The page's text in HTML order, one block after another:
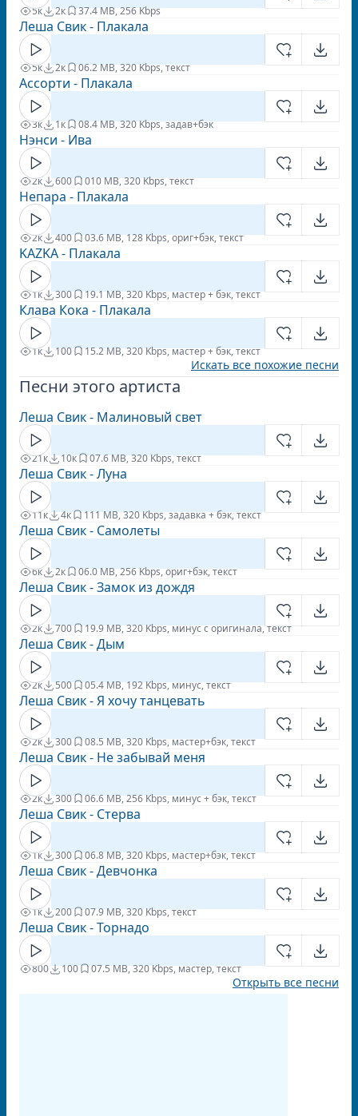
5к 2к 37.4 MB, 256 Kbps
Леша Свик - Плакала
5к 2к 06.2 MB, 320 Kbps, текст
Ассорти - Плакала
3к 1к 08.4 MB, 320 Kbps, задав+бэк
Нэнси - Ива
2к 600 010 MB, 320 Kbps, текст
Непара - Плакала
2к 400 03.6 MB, 128 Kbps, ориг+бэк, текст
KAZKA - Плакала
1к 300 19.1 MB, 320 Kbps, мастер + бэк, текст
Клава Кока - Плакала
1к 100 15.2 MB, 320 Kbps, мастер + бэк, текст
Искать все похожие песни
Песни этого артиста
Леша Свик - Малиновый свет
21к 10к 07.6 MB, 320 Kbps, текст
Леша Свик - Луна
11к 4к 111 MB, 320 Kbps, задавка + бэк, текст
Леша Свик - Самолеты
6к 2к 06.0 MB, 256 Kbps, ориг+бэк, текст
Леша Свик - Замок из дождя
2к 700 19.9 MB, 320 Kbps, минус с оригинала, текст
Леша Свик - Дым
2к 500 05.4 MB, 192 Kbps, минус, текст
Леша Свик - Я хочу танцевать
2к 300 08.5 MB, 320 Kbps, мастер+бэк, текст
Леша Свик - Не забывай меня
2к 300 06.6 MB, 256 Kbps, минус + бэк, текст
Леша Свик - Стерва
1к 300 06.8 MB, 320 Kbps, мастер+бэк, текст
Леша Свик - Девчонка
1к 200 07.9 MB, 320 Kbps, текст
Леша Свик - Торнадо
800 100 07.5 MB, 320 Kbps, мастер, текст
Открыть все песни